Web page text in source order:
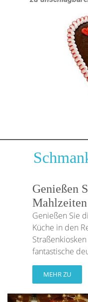
Genießen
Mahlzeiten
Genießen Sie
Küche in den
fantastische
MEHR ZU